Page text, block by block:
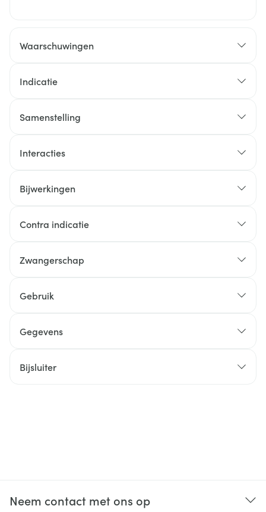
Waarschuwingen
Indicatie
Samenstelling
Interacties
Bijwerkingen
Contra indicatie
Zwangerschap
Gebruik
Gegevens
Bijsluiter
Neem contact met ons op